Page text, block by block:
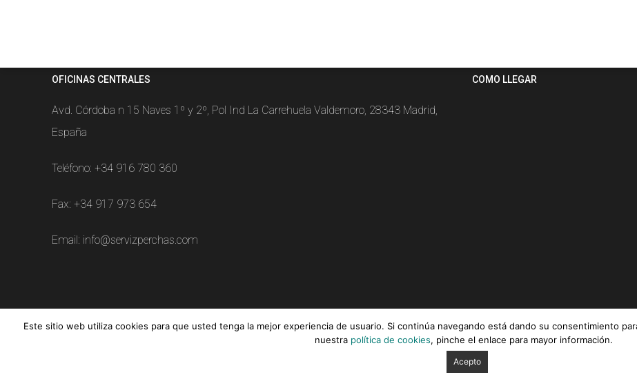
OFICINAS CENTRALES
Avd. Córdoba n 15 Naves 1º y 2º, Pol Ind La Carrehuela Valdemoro, 28343 Madrid,
España
Teléfono: +34 916 780 360
Fax: +34 917 973 654
Email: info@servizperchas.com
COMO LLEGAR
Este sitio web utiliza cookies para que usted tenga la mejor experiencia de usuario. Si continúa navegando está dando su consentimiento
nuestra política de cookies, pinche el enlace para mayor información.
Acepto